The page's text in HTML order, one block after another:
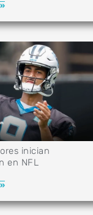
inician
en NFL